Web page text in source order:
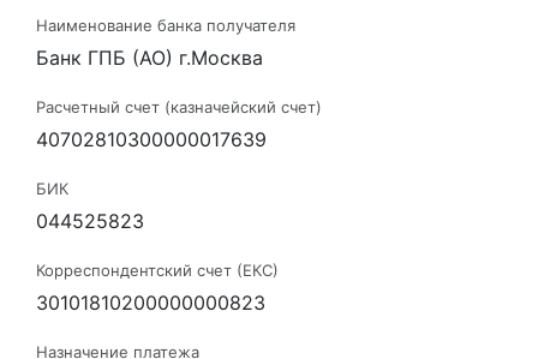
Наименование банка получателя
Банк ГПБ (АО) г.Москва
Расчетный счет (казначейский счет)
40702810300000017639
БИК
044525823
Корреспондентский счет (ЕКС)
30101810200000000823
Назначение платежа